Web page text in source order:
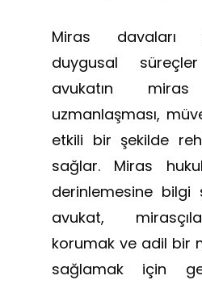
Miras davaları
duygusal
avukatın miras
uzmanlaşması,
etkili bir şekilde
sağlar. Miras
derinlemesine
avukat,
korumak ve adil bir
sağlamak için